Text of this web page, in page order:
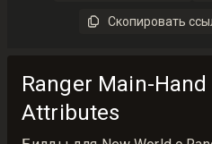
Скопировать
Ranger Main-Hand
Attributes